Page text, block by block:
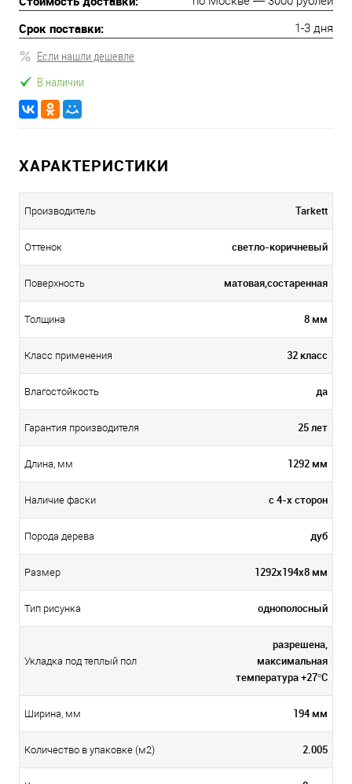
Срок поставки: 1-3 дня
Если нашли дешевле
В наличии
ХАРАКТЕРИСТИКИ
Производитель Tarkett
Оттенок светло-коричневый
Поверхность матовая,состаренная
Толщина 8 мм
Класс применения 32 класс
Влагостойкость да
Гарантия производителя 25 лет
Длина, мм 1292 мм
Наличие фаски с 4-х сторон
Порода дерева дуб
Размер 1292х194х8 мм
Тип рисунка однополосный
Укладка под теплый пол
разрешена,
максимальная
температура +27°C
Ширина, мм 194 мм
Количество в упаковке (м2) 2.005